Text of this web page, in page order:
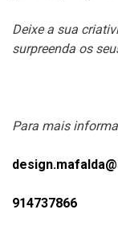
Deixe a sua
surpreenda os
Para mais
914737866